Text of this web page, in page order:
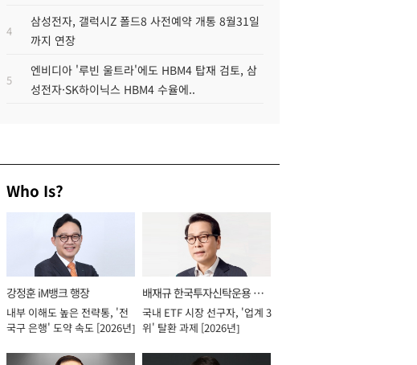
4
삼성전자, 갤럭시Z 폴드8 사전예약 개통 8월31일
까지 연장
5
엔비디아 '루빈 울트라'에도 HBM4 탑재 검토, 삼
성전자·SK하이닉스 HBM4 수율에..
Who Is?
강정훈 iM뱅크 행장
내부 이해도 높은 전략통, '전
국구 은행' 도약 속도 [2026년]
배재규 한국투자신탁운용 대
표이사 사장
국내 ETF 시장 선구자, '업계 3
위' 탈환 과제 [2026년]